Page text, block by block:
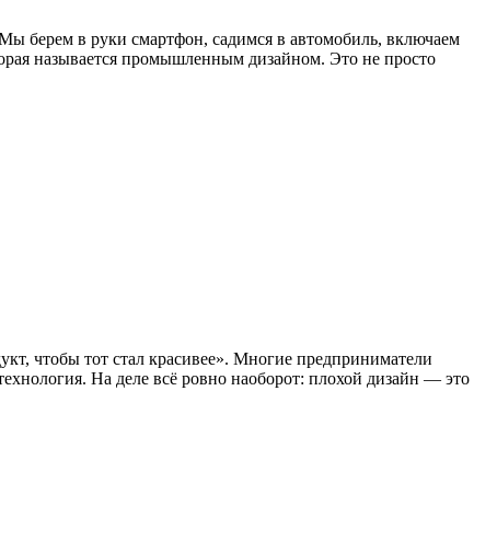
берем в руки смартфон, садимся в автомобиль, включаем
называется промышленным дизайном. Это не просто
чтобы тот стал красивее». Многие предприниматели
На деле всё ровно наоборот: плохой дизайн — это